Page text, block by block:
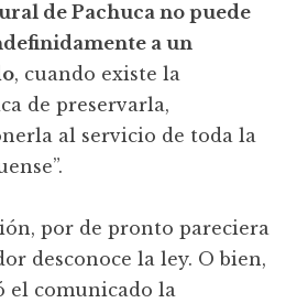
de Pachuca no puede
a un
, cuando existe la
de preservarla,
al servicio de toda la
por de pronto pareciera
desconoce la ley. O bien,
el comunicado la